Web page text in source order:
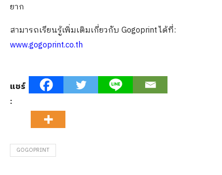
ยาก
สามารถเรียนรู้เพิ่มเติมเกี่ยวกับ Gogoprint ได้ที่:
www.gogoprint.co.th
แชร์
:
GOGOPRINT